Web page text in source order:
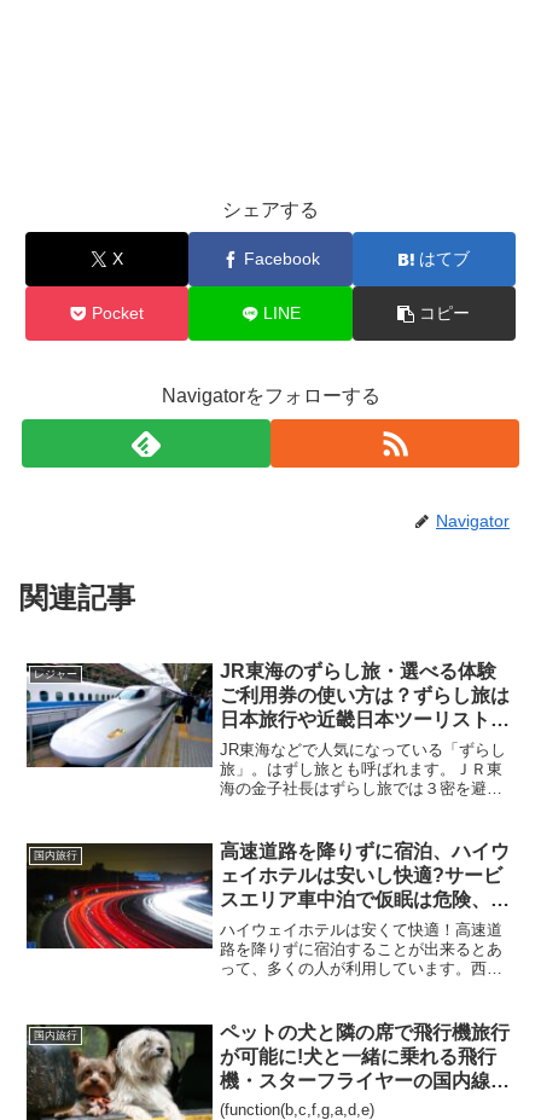
シェアする
X Facebook はてブ
Pocket LINE コピー
Navigatorをフォローする
Navigator
関連記事
レジャー
JR東海のずらし旅・選べる体験
ご利用券の使い方は？ずらし旅は
日本旅行や近畿日本ツーリストで
もやってる？本当に密を避けるこ
とができる？値段は安い？三社の
ずらし旅口コミも調査！
JR東海などで人気になっている「ずらし
旅」。はずし旅とも呼ばれます。ＪＲ東
海の金子社長はずらし旅では３密を避け
みが少なかったとの声が聞かれました。
また、ずらし旅の値段は...
国内旅行
高速道路を降りずに宿泊、ハイウ
ェイホテルは安いし快適?サービ
スエリア車中泊で仮眠は危険、怖
い?
ハイウェイホテルは安くて快適！高速道
路を降りずに宿泊することが出来るとあ
って、多くの人が利用しています。西日
ラベルなどからできます↓また、サービス
エリアで車中泊する人も...
国内旅行
ペットの犬と隣の席で飛行機旅行
が可能に!犬と一緒に乗れる飛行
機・スターフライヤーの国内線と
は?
(function(b,c,f,g,a,d,e)